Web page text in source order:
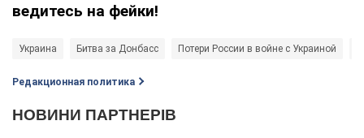
ведитесь на фейки!
Украина Битва за Донбасс Потери России в войне с Украиной
Редакционная политика